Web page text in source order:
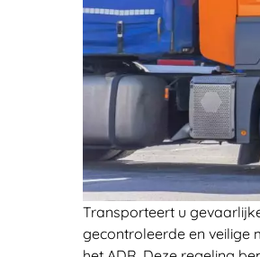
Transporteert u
gecontroleerde en veilige